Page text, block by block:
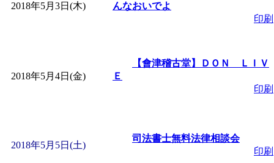
ットせよ！」 受付期
～」 受付期間：～
間：2026/08/10～2026/
2018年5月3日(木)
んなおいでよ
印刷
2018年5月4日(金)
【會津稽古堂】ＤＯＮ ＬＩＶ
Ｅ
印刷
2018年5月5日(土)
司法書士無料法律相談会
印刷